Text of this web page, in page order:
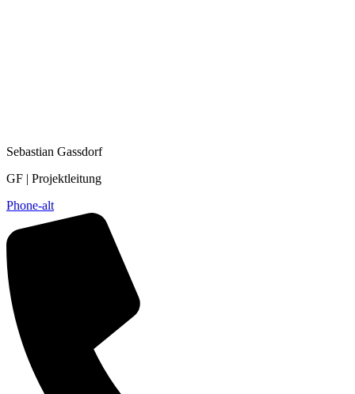
Sebastian Gassdorf
GF | Projektleitung
Phone-alt